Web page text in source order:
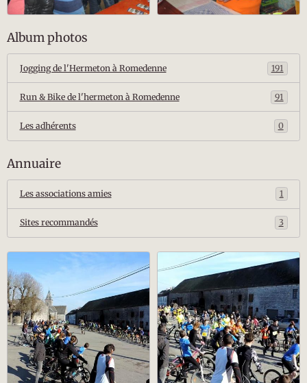
Album photos
Jogging de l'Hermeton à Romedenne 191
Run & Bike de l'hermeton à Romedenne 91
Les adhérents 0
Annuaire
Les associations amies 1
Sites recommandés 3